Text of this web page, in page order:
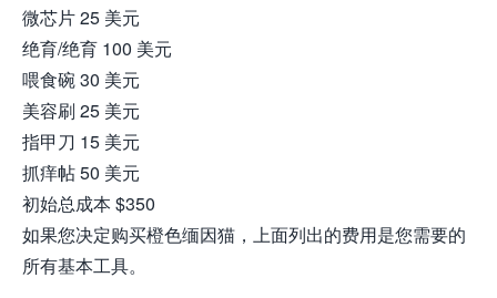
微芯片 25 美元
绝育/绝育 100 美元
喂食碗 30 美元
美容刷 25 美元
指甲刀 15 美元
抓痒帖 50 美元
初始总成本 $350
如果您决定购买橙色缅因猫，上面列出的费用是您需要的
所有基本工具。